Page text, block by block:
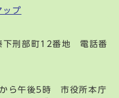
ップ
刑部町12番地 電話番
ら午後5時 市役所本庁